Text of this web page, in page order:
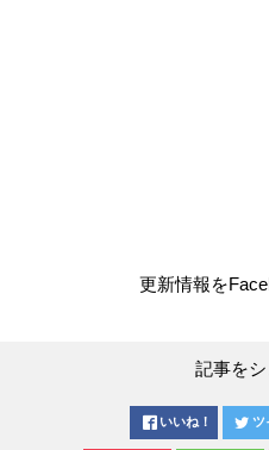
更新情報を
記事を
いいね！ ツ